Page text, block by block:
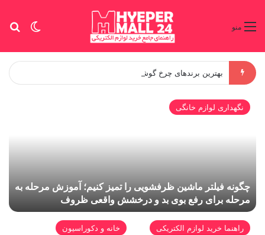
تغییر منو
نگهداری لوازم خانگی
چگونه فیلتر ماشین ظرفشویی را تمیز کنیم؛ آموزش مرحله به
مرحله برای رفع بوی بد و درخشش واقعی ظروف
راهنما خرید لوازم الکتریکی خانه و دکوراسیون